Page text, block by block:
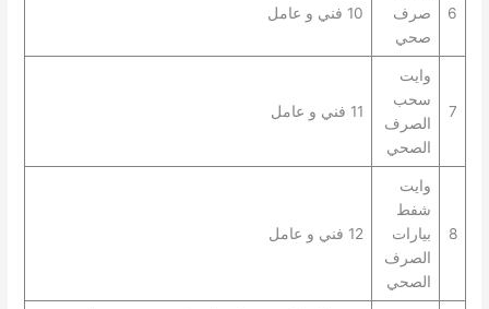
6
صرف
صحي
10 فني و عامل
7
وايت
سحب
الصرف
الصحي
11 فني و عامل
8
وايت
شفط
بيارات
الصرف
الصحي
12 فني و عامل